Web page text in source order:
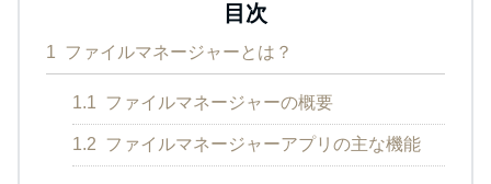
目次
1 ファイルマネージャーとは？
1.1 ファイルマネージャーの概要
1.2 ファイルマネージャーアプリの主な機能